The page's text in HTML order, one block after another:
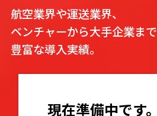
航空業界や運送業界、
ベンチャーから大手企業まで
豊富な導入実績。
現在準備中です。